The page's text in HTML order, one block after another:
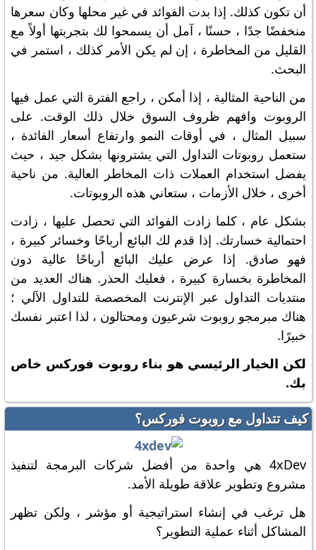
أن تكون كذلك. إذا بدت الفوائد في غير محلها وكان سعرها
منخفضًا جدًا ، حسنًا ، آمل أن يسمحوا لك بتجربتها أولاً مع
القليل من المخاطرة ، إن لم يكن الأمر كذلك ، استمر في
البحث.
من الناحية المثالية ، إذا أمكن ، راجع الفترة التي عمل فيها
الروبوت وافهم ظروف السوق خلال ذلك الوقت. على
سبيل المثال ، في أوقات النمو وارتفاع أسعار الفائدة ،
ستعمل روبوتات التداول التي يشترونها بشكل جيد ، حيث
يفضل استخدام العملات ذات المخاطر العالية. من ناحية
أخرى ، خلال الأزمات ، ستعاني هذه الروبوتات.
بشكل عام ، كلما زادت الفوائد التي تحصل عليها ، زادت
احتمالية خسارتك. إذا قدم لك البائع أرباحًا وخسائر كبيرة ،
فهو صادق. إذا عرض عليك البائع أرباحًا عالية دون
المخاطرة بخسارة كبيرة ، فعليك الحذر. هناك العديد من
منتديات التداول عبر الإنترنت المخصصة للتداول الآلي ؛
هناك مبرمجو روبوت شرعيون ومحتالون ، لذا اعتبر نفسك
خبيرًا.
لكن الخيار الرئيسي هو بناء روبوت فوركس خاص
بك.
كيف تتداول مع روبوت فوركس؟
4xDev هي واحدة من أفضل شركات البرمجة لتنفيذ
مشروع وتطوير علاقة طويلة الأمد.
هل ترغب في إنشاء استراتيجية أو مؤشر ، ولكن تظهر
المشاكل أثناء عملية التطوير؟